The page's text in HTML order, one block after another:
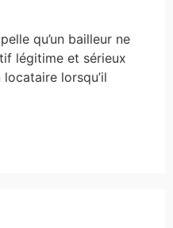
qu’un bailleur ne
légitime et sérieux
lorsqu’il